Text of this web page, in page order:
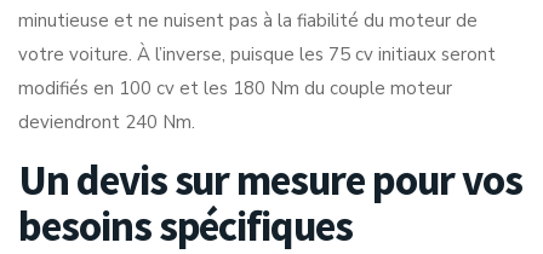
minutieuse et ne nuisent pas à la fiabilité du moteur de
votre voiture. À l’inverse, puisque les 75 cv initiaux seront
modifiés en 100 cv et les 180 Nm du couple moteur
deviendront 240 Nm.
Un devis sur mesure pour vos
besoins spécifiques